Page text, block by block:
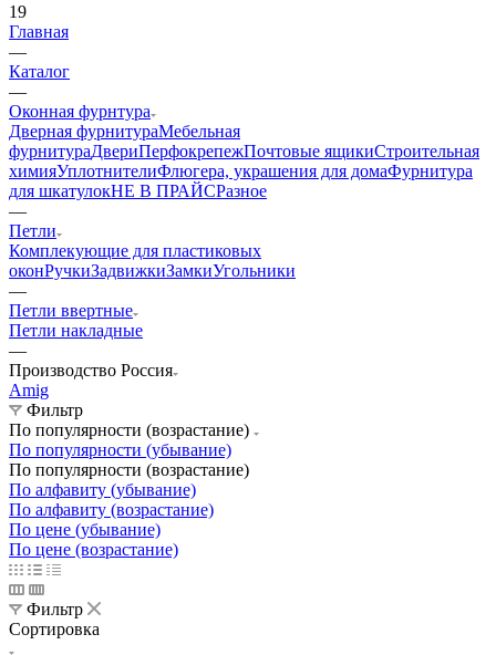
19
Главная
—
Каталог
—
Оконная фурнтура
Дверная фурнитураМебельная
фурнитураДвериПерфокрепежПочтовые ящикиСтроительная
химияУплотнителиФлюгера, украшения для домаФурнитура
для шкатулокНЕ В ПРАЙСРазное
—
Петли
Комплекующие для пластиковых
оконРучкиЗадвижкиЗамкиУгольники
—
Петли ввертные
Петли накладные
—
Производство Россия
Amig
Фильтр
По популярности (возрастание)
По популярности (убывание)
По популярности (возрастание)
По алфавиту (убывание)
По алфавиту (возрастание)
По цене (убывание)
По цене (возрастание)
Фильтр
Сортировка